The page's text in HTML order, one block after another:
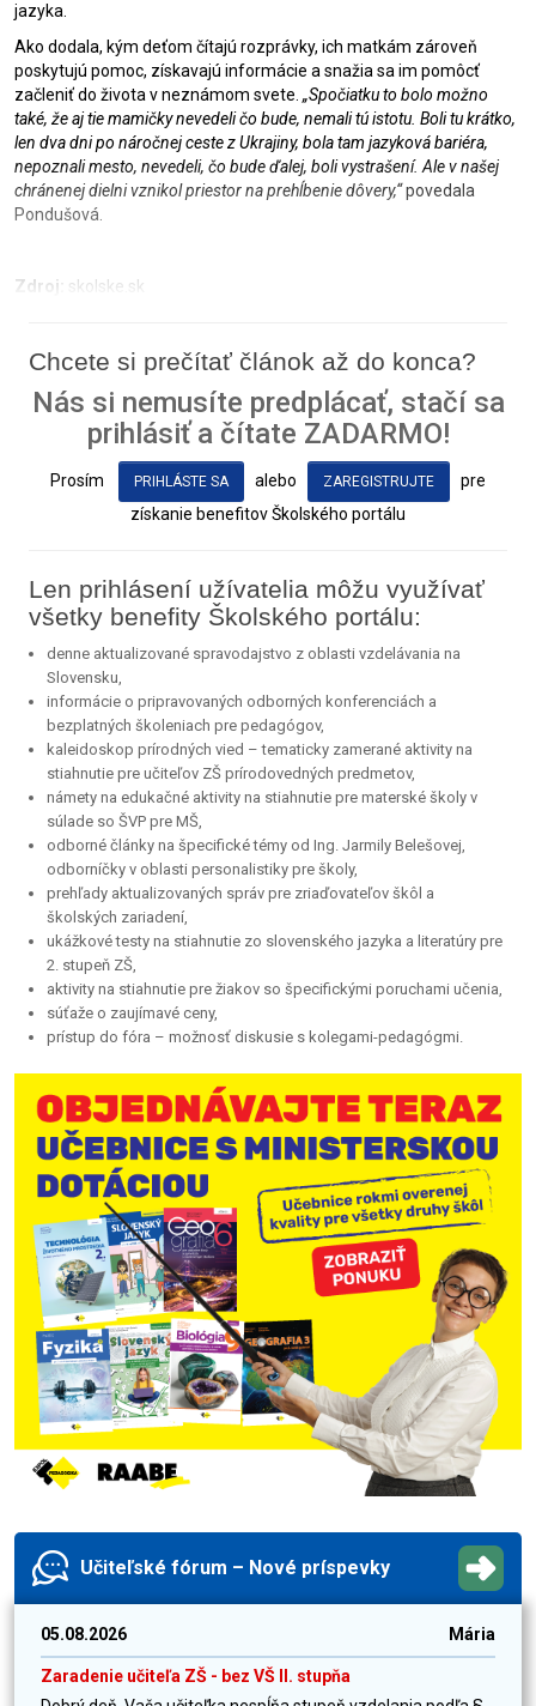
jazyka.
Ako dodala, kým deťom čítajú rozprávky, ich matkám zároveň
poskytujú pomoc, získavajú informácie a snažia sa im pomôcť
začleniť do života v neznámom svete. „Spočiatku to bolo možno
také, že aj tie mamičky nevedeli čo bude, nemali tú istotu. Boli tu krátko,
len dva dni po náročnej ceste z Ukrajiny, bola tam jazyková bariéra,
nepoznali mesto, nevedeli, čo bude ďalej, boli vystrašení. Ale v našej
chránenej dielni vznikol priestor na prehĺbenie dôvery,“povedala
Pondušová.
Zdroj: skolske.sk
Chcete si prečítať článok až do konca?
Nás si nemusíte predplácať, stačí sa
prihlásiť a čítate ZADARMO!
Prosím PRIHLÁSTE SA alebo ZAREGISTRUJTE
pre
získanie benefitov Školského portálu
Len prihlásení užívatelia môžu využívať
všetky benefity Školského portálu:
denne aktualizované spravodajstvo z oblasti vzdelávania na
Slovensku,
informácie o pripravovaných odborných konferenciách a
bezplatných školeniach pre pedagógov,
kaleidoskop prírodných vied – tematicky zamerané aktivity na
stiahnutie pre učiteľov ZŠ prírodovedných predmetov,
námety na edukačné aktivity na stiahnutie pre materské školy v
súlade so ŠVP pre MŠ,
odborné články na špecifické témy od Ing. Jarmily Belešovej,
odborníčky v oblasti personalistiky pre školy,
prehľady aktualizovaných správ pre zriaďovateľov škôl a
školských zariadení,
ukážkové testy na stiahnutie zo slovenského jazyka a literatúry pre
2. stupeň ZŠ,
aktivity na stiahnutie pre žiakov so špecifickými poruchami učenia,
súťaže o zaujímavé ceny,
prístup do fóra – možnosť diskusie s kolegami-pedagógmi.
Učiteľské fórum – Nové príspevky
05.08.2026 Mária
Zaradenie učiteľa ZŠ - bez VŠ II. stupňa